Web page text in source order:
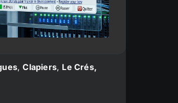
,Clapiers, Le Crés,